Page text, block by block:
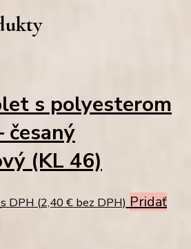
s polyesterom
česaný
(KL 46)
s DPH (2,40 € bez DPH) Pridať